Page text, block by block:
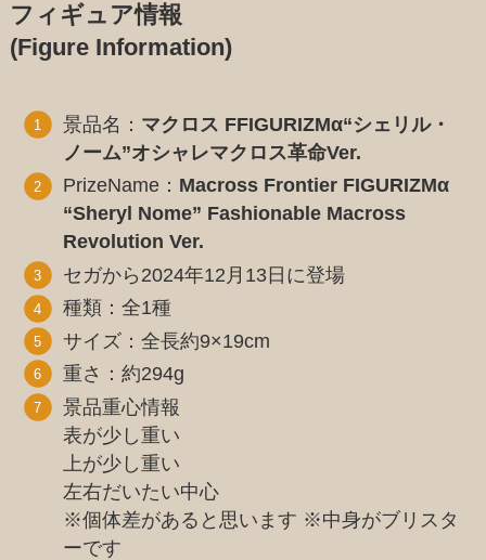
フィギュア情報
(Figure Information)
景品名： マクロス FFIGURIZMα“シェリル・
ノーム”オシャレマクロス革命Ver.
PrizeName： Macross Frontier FIGURIZMα
“Sheryl Nome” Fashionable Macross
Revolution Ver.
セガから2024年12月13日に登場
種類：全1種
サイズ：全長約9×19cm
重さ：約294g
景品重心情報
表が少し重い
上が少し重い
左右だいたい中心
※個体差があると思います ※中身がブリスタ
ーです